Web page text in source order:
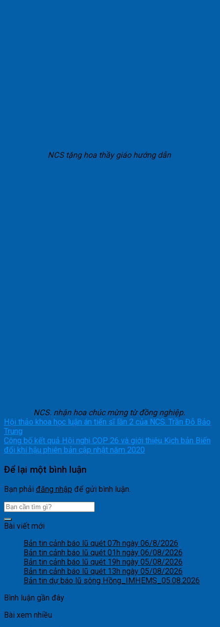
NCS tặng hoa thầy giáo hướng dẫn
NCS. nhận hoa chúc mừng từ đồng nghiệp.
Hội thảo khoa học luận án tiến sĩ lần 2 của NCS. Trần Đỗ Bảo
Trung
Công bố kết quả Hội nghị COP 26 và giới thiệu Kịch bản Biến
đổi khí hậu phiên bản cập nhật năm 2020
Để lại một bình luận
Bạn phải đăng nhập để gửi bình luận.
Bài viết mới
Bản tin cảnh báo lũ quét 07h ngày 06/8/2026
Bản tin cảnh báo lũ quét 01h ngày 06/08/2026
Bản tin cảnh báo lũ quét 19h ngày 05/08/2026
Bản tin cảnh báo lũ quét 13h ngày 05/08/2026
Bản tin dự báo lũ sông Hồng_IMHEMS_05.08.2026
Bình luận gần đây
Bài xem nhiều